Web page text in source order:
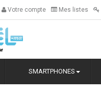
Votre compte Mes listes
SMARTPHONES